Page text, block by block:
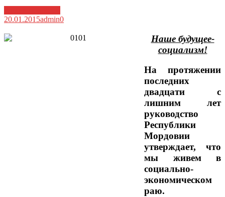
20.01.2015admin0
Наше будущее-
социализм!
На протяжении
последних
двадцати с
лишним лет
руководство
Республики
Мордовии
утверждает, что
мы живем в
социально-
экономическом
раю.